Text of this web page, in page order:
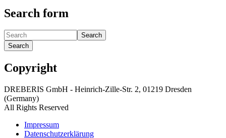
Search form
Search
Search
Copyright
DREBERIS GmbH - Heinrich-Zille-Str. 2, 01219 Dresden
(Germany)
All Rights Reserved
Impressum
Datenschutzerklärung